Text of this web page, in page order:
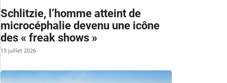
Schlitzie, l’homme atteint de
microcéphalie devenu une icône
des « freak shows »
13 juillet 2026